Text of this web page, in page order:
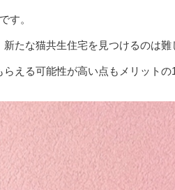
す。
たな猫共生住宅を見つけるのは難
える可能性が高い点もメリットの